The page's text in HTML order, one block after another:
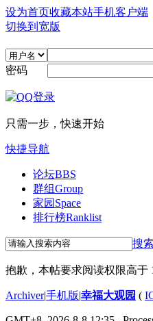
设为首页收藏本站手机客户端
切换到宽版
密码
只需一步，快速开始
快捷导航
论坛BBS
群组Group
家园 Space
排行榜Ranklist
搜索
抱歉，本帖要求阅读权限高于
Archiver|手机版|幸福大观园 (